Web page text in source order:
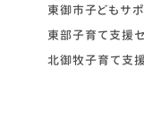
東御市子どもサポ
東部子育て支援
北御牧子育て支